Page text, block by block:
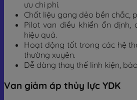
ưu chi phí.
Chất liệu gang dẻo bền chắc,
Pilot van điều khiển ổn
hiệu quả.
Hoạt động tốt trong các hệ
thường xuyên.
Dễ dàng thay thế linh kiện,
Van giảm áp thủy lực YDK